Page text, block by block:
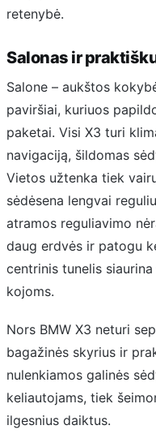
retenybė.
Salonas ir
Salone – aukštos
paviršiai, kuriuos
paketai. Visi X3 turi
navigaciją, šildomas
Vietos užtenka tiek
sėdėsena lengvai
atramos reguliavimo
daug erdvės ir patogu
centrinis tunelis
kojoms.
Nors BMW X3 neturi
bagažinės skyrius ir
nulenkiamos galinės
keliautojams, tiek
ilgesnius daiktus.